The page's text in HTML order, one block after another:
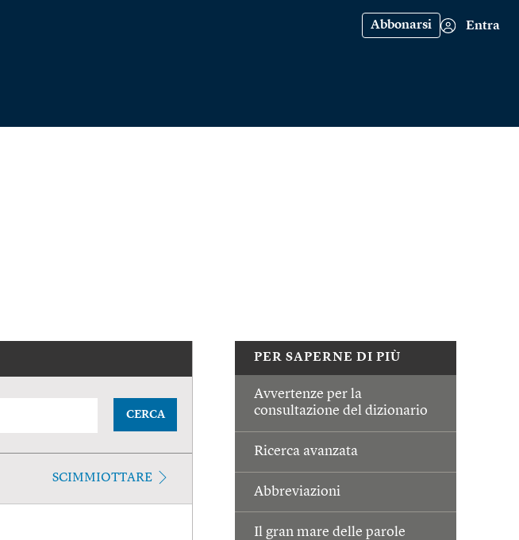
Abbonarsi Entra
PER SAPERNE DI PIÙ
Avvertenze per la
consultazione del dizionario
Ricerca avanzata
Abbreviazioni
Il gran mare delle parole
CERCA
SCIMMIOTTARE